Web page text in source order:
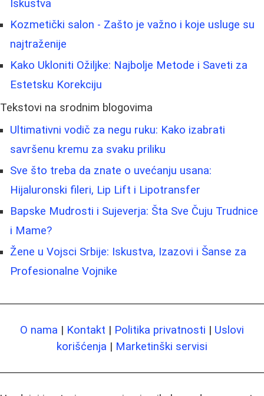
Iskustva
Kozmetički salon - Zašto je važno i koje usluge su
najtraženije
Kako Ukloniti Ožiljke: Najbolje Metode i Saveti za
Estetsku Korekciju
Tekstovi na srodnim blogovima
Ultimativni vodič za negu ruku: Kako izabrati
savršenu kremu za svaku priliku
Sve što treba da znate o uvećanju usana:
Hijaluronski fileri, Lip Lift i Lipotransfer
Bapske Mudrosti i Sujeverja: Šta Sve Čuju Trudnice
i Mame?
Žene u Vojsci Srbije: Iskustva, Izazovi i Šanse za
Profesionalne Vojnike
O nama | Kontakt | Politika privatnosti | Uslovi
korišćenja | Marketinški servisi